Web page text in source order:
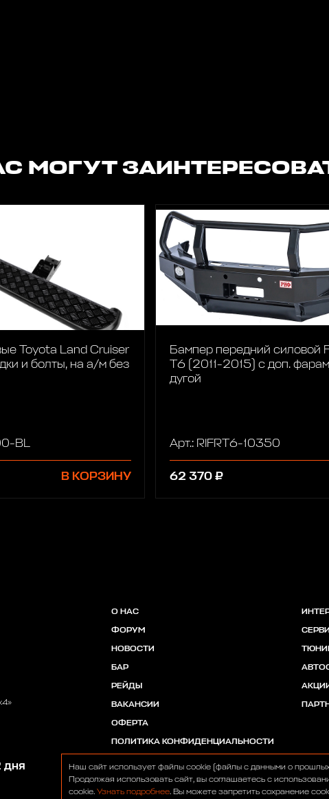
МОГУТ
Toyota Land Cruiser
и болты, на а/м без
BL
В КОРЗИНУ
Бампер передний силовой
T6 (2011-2015) с доп.
дугой
Арт.: RIFRT6-10350
62 370 ₽
дня
О НАС
ФОРУМ
НОВОСТИ
БАР
РЕЙДЫ
ВАКАНСИИ
ОФЕРТА
ПОЛИТИКА КОНФИДЕНЦИАЛЬНОСТИ
Наш сайт использует файлы cookie (файлы с данными о
Продолжая использовать сайт, вы соглашаетесь с
cookie. Узнать подробнее. Вы можете запретить сохранение